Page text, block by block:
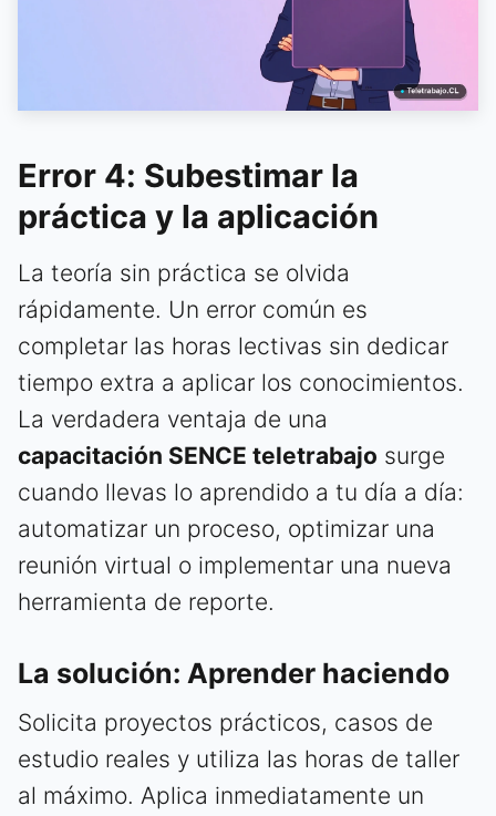
Error 4: Subestimar la
práctica y la aplicación
La teoría sin práctica se olvida
rápidamente. Un error común es
completar las horas lectivas sin dedicar
tiempo extra a aplicar los conocimientos.
La verdadera ventaja de una
capacitación SENCE teletrabajo surge
cuando llevas lo aprendido a tu día a día:
automatizar un proceso, optimizar una
reunión virtual o implementar una nueva
herramienta de reporte.
La solución: Aprender haciendo
Solicita proyectos prácticos, casos de
estudio reales y utiliza las horas de taller
al máximo. Aplica inmediatamente un